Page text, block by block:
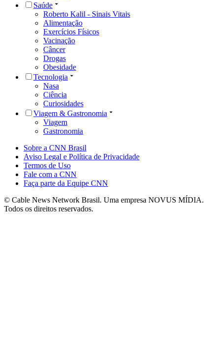
Saúde
Roberto Kalil - Sinais Vitais
Alimentação
Exercícios Físicos
Vacinação
Câncer
Drogas
Obesidade
Tecnologia
Nasa
Ciência
Curiosidades
Viagem & Gastronomia
Viagem
Gastronomia
Sobre a CNN Brasil
Aviso Legal e Política de Privacidade
Termos de Uso
Fale com a CNN
Faça parte da Equipe CNN
© Cable News Network Brasil. Uma empresa NOVUS MÍDIA.
Todos os direitos reservados.